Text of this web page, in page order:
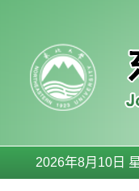
2026年8月10日